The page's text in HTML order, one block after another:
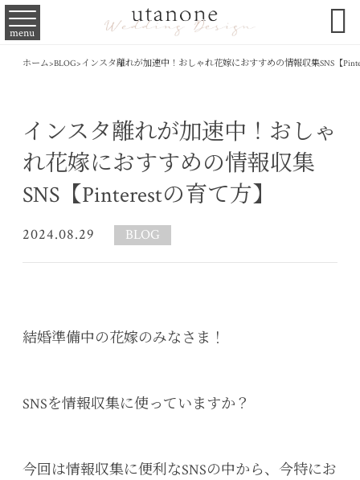
menu 
ホーム>BLOG>インスタ離れが加速中！おしゃれ花嫁におすすめの情報収集SNS【
インスタ離れが加速中！おしゃ
れ花嫁におすすめの情報収集
SNS【Pinterestの育て方】
2024.08.29 BLOG
結婚準備中の花嫁のみなさま！
SNSを情報収集に使っていますか？
今回は情報収集に便利なSNSの中から、今特にお